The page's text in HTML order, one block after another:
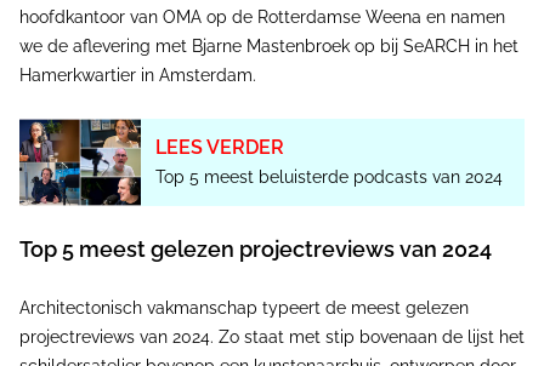
hoofdkantoor van OMA op de Rotterdamse Weena en namen
we de aflevering met Bjarne Mastenbroek op bij SeARCH in het
Hamerkwartier in Amsterdam.
LEES VERDER
Top 5 meest beluisterde podcasts van 2024
Top 5 meest gelezen projectreviews van 2024
Architectonisch vakmanschap typeert de meest gelezen
projectreviews van 2024. Zo staat met stip bovenaan de lijst het